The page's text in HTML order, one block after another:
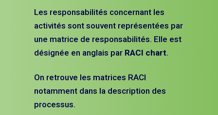
Les responsabilités concernant les
activités sont souvent représentées par
une matrice de responsabilités. Elle est
désignée en anglais par RACI chart.
On retrouve les matrices RACI
notamment dans la description des
processus.